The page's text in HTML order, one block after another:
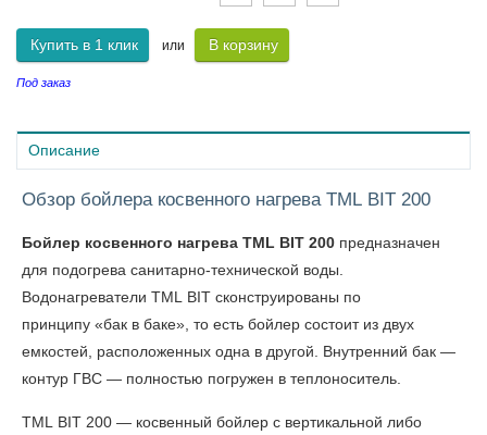
Купить в 1 клик или В корзину
Под заказ
Описание
Обзор бойлера косвенного нагрева TML BIT 200
Бойлер косвенного нагрева TML BIT 200 предназначен
для подогрева санитарно-технической воды.
Водонагреватели TML BIT сконструированы по
принципу «бак в баке», то есть бойлер состоит из двух
емкостей, расположенных одна в другой. Внутренний бак —
контур ГВС — полностью погружен в теплоноситель.
TML BIT 200 — косвенный бойлер с вертикальной либо